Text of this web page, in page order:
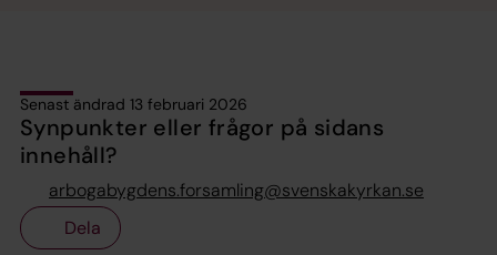
Senast ändrad 13 februari 2026
Synpunkter eller frågor på sidans
innehåll?
arbogabygdens.forsamling@svenskakyrkan.se
Dela